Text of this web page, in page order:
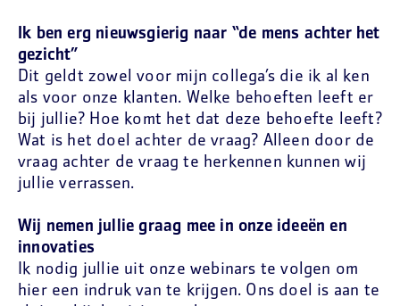
Ik ben erg nieuwsgierig naar “de mens achter het
gezicht”
Dit geldt zowel voor mijn collega’s die ik al ken
als voor onze klanten. Welke behoeften leeft er
bij jullie? Hoe komt het dat deze behoefte leeft?
Wat is het doel achter de vraag? Alleen door de
vraag achter de vraag te herkennen kunnen wij
jullie verrassen.
Wij nemen jullie graag mee in onze ideeën en
innovaties
Ik nodig jullie uit onze webinars te volgen om
hier een indruk van te krijgen. Ons doel is aan te